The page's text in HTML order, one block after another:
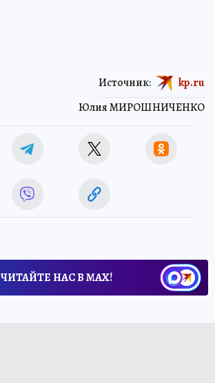
Юлия МИРОШНИЧЕНКО
Источник: kp.ru
ЧИТАЙТЕ НАС В МАХ!